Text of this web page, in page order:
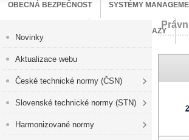
OBECNÁ BEZPEČNOST SYSTÉMY
UŽITEČNÉ ODKAZY
Novinky
Aktualizace webu
České technické normy (ČSN)
Slovenské technické normy (STN)
Harmonizované normy